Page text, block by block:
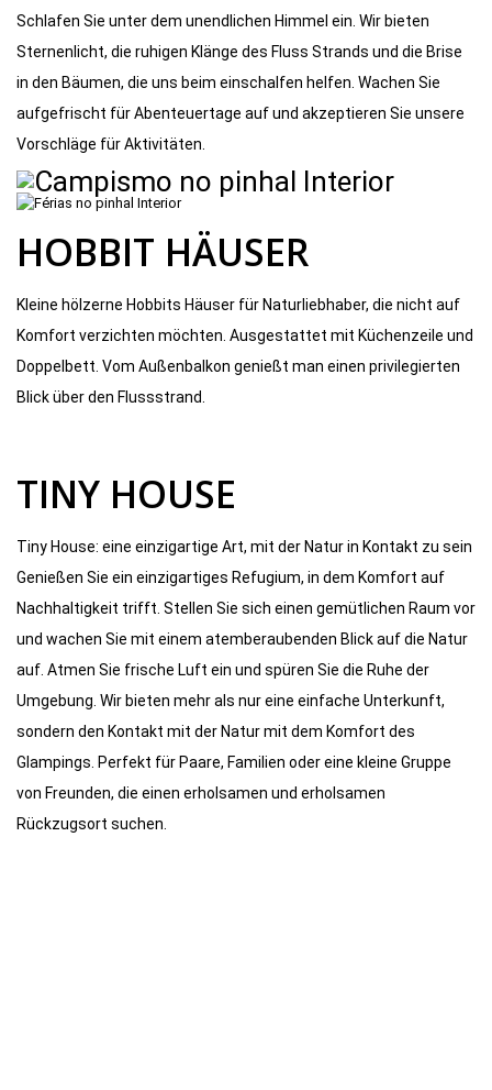
Schlafen Sie unter dem unendlichen Himmel ein. Wir bieten
Sternenlicht, die ruhigen Klänge des Fluss Strands und die Brise
in den Bäumen, die uns beim einschalfen helfen. Wachen Sie
aufgefrischt für Abenteuertage auf und akzeptieren Sie unsere
Vorschläge für Aktivitäten.
HOBBIT HÄUSER
Kleine hölzerne Hobbits Häuser für Naturliebhaber, die nicht auf
Komfort verzichten möchten. Ausgestattet mit Küchenzeile und
Doppelbett. Vom Außenbalkon genießt man einen privilegierten
Blick über den Flussstrand.
TINY HOUSE
Tiny House: eine einzigartige Art, mit der Natur in Kontakt zu sein
Genießen Sie ein einzigartiges Refugium, in dem Komfort auf
Nachhaltigkeit trifft. Stellen Sie sich einen gemütlichen Raum vor
und wachen Sie mit einem atemberaubenden Blick auf die Natur
auf. Atmen Sie frische Luft ein und spüren Sie die Ruhe der
Umgebung. Wir bieten mehr als nur eine einfache Unterkunft,
sondern den Kontakt mit der Natur mit dem Komfort des
Glampings. Perfekt für Paare, Familien oder eine kleine Gruppe
von Freunden, die einen erholsamen und erholsamen
Rückzugsort suchen.